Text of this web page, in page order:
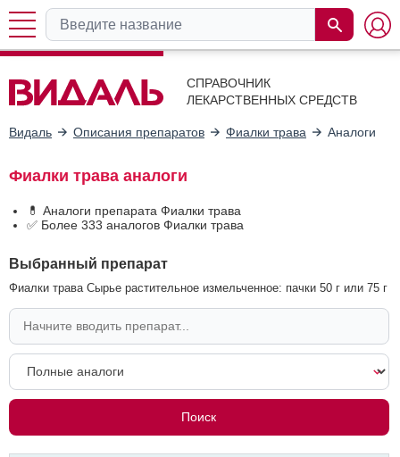
СПРАВОЧНИК
ЛЕКАРСТВЕННЫХ СРЕДСТВ
Видаль Описания препаратов Фиалки трава Аналоги
Фиалки трава аналоги
💊 Аналоги препарата Фиалки трава
✅ Более 333 аналогов Фиалки трава
Выбранный препарат
Фиалки трава Сырье растительное измельченное: пачки 50 г или 75 г